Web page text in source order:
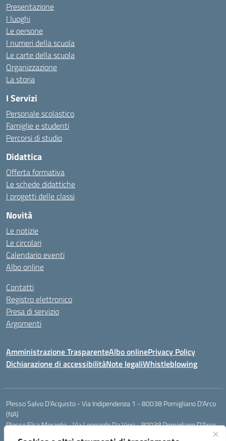
Presentazione
I luoghi
Le persone
I numeri della scuola
Le carte della scuola
Organizzazione
La storia
I Servizi
Personale scolastico
Famiglie e studenti
Percorsi di studio
Didattica
Offerta formativa
Le schede didattiche
I progetti delle classi
Novità
Le notizie
Le circolari
Calendario eventi
Albo online
Contatti
Registro elettronico
Presa di servizio
Argomenti
Amministrazione TrasparenteAlbo onlinePrivacy Policy
Dichiarazione di accessibilitàNote legaliWhistleblowing
Plesso Salvo D'Acquisto - Via Indipendenza 1 - 80038 Pomigliano D'Arco
(NA)
Plesso Elsa Morante - Via Leonardo Da Vinci - 80038 Pomigliano D'Arco